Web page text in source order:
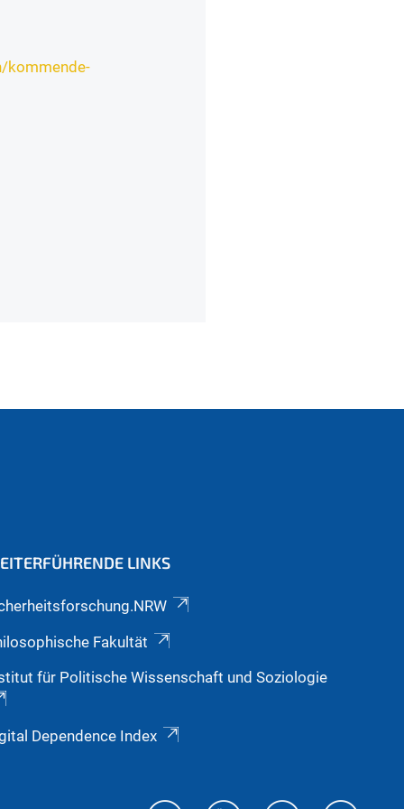
kommende-
LINKS
Fakultät
für Politische Wissenschaft und Soziologie
Dependence Index